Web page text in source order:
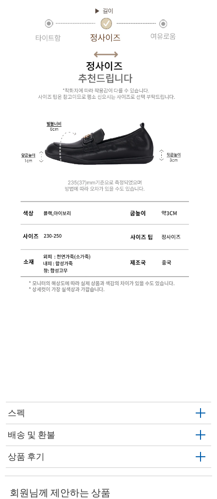
스펙
배송 및 환불
상품 후기
회원님께 제안하는 상품